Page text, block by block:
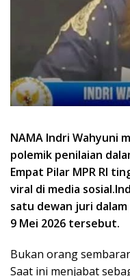
NAMA Indri Wahyuni
polemik penilaian
Empat Pilar MPR RI
viral di media
satu dewan juri
9 Mei 2026 tersebut.
Bukan orang
Saat ini menjabat